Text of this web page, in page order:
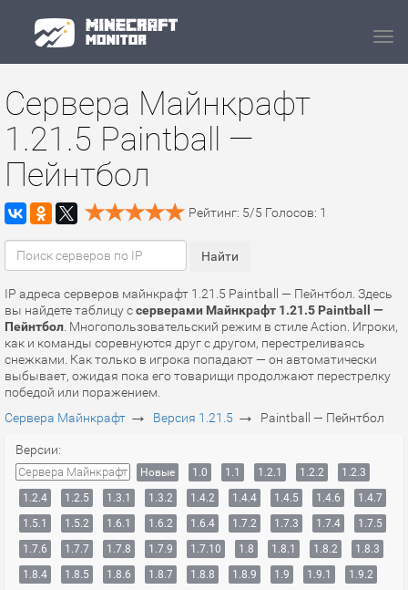
Сервера Майнкрафт
1.21.5 Paintball —
Пейнтбол
Рейтинг: 5/5 Голосов: 1
IP адреса серверов майнкрафт 1.21.5 Paintball — Пейнтбол. Здесь
вы найдете таблицу ссерверами Майнкрафт 1.21.5 Paintball —
Пейнтбол . Многопользовательский режим в стиле Action. Игроки,
как и команды соревнуются друг с другом, перестреливаясь
снежками. Как только в игрока попадают — он автоматически
выбывает, ожидая пока его товарищи продолжают перестрелку
победой или поражением.
Сервера Майнкрафт → Версия 1.21.5 → Paintball — Пейнтбол
Версии:
Сервера Майнкрафт Новые 1.0 1.1 1.2.1 1.2.2
1.2.3
1.2.4
1.2.5 1.3.1 1.3.2 1.4.2 1.4.4 1.4.5 1.4.6
1.4.7
1.5.1
1.5.2 1.6.1 1.6.2 1.6.4 1.7.2 1.7.3 1.7.4
1.7.5
1.7.6
1.7.7 1.7.8 1.7.9 1.7.10 1.8 1.8.1 1.8.2
1.8.3
1.8.4
1.8.5 1.8.6 1.8.7 1.8.8 1.8.9 1.9 1.9.1
1.9.2